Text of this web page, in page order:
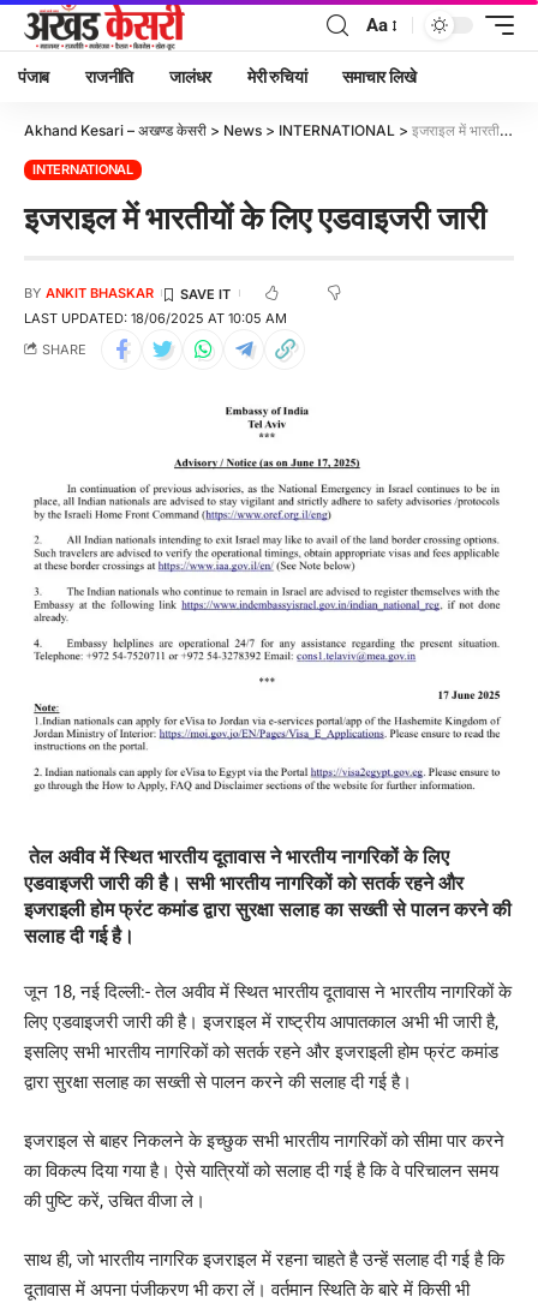
Aa
पंजाब राजनीति जालंधर मेरी रुचियां समाचार लिखे
Akhand Kesari – अखण्ड केसरी > News > INTERNATIONAL > इजराइल में भारतीयों के लिए एडवाइजरी जारी
INTERNATIONAL
इजराइल में भारतीयों के लिए एडवाइजरी जारी
LAST UPDATED: 18/06/2025 AT 10:05 AM
BY ANKIT BHASKAR
SHARE
तेल अवीव में स्थित भारतीय दूतावास ने भारतीय नागरिकों के लिए
एडवाइजरी जारी की है। सभी भारतीय नागरिकों को सतर्क रहने और
इजराइली होम फ्रंट कमांड द्वारा सुरक्षा सलाह का सख्ती से पालन करने की
सलाह दी गई है।
जून 18, नई दिल्ली:-तेल अवीव में स्थित भारतीय दूतावास ने भारतीय नागरिकों के
लिएएडवाइजरीजारी की है। इजराइल में राष्ट्रीय आपातकाल अभी भी जारी है,
इसलिए सभी भारतीय नागरिकों को सतर्क रहने और इजराइली होम फ्रंट कमांड
द्वारा सुरक्षा सलाह का सख्ती से पालन करने की सलाह दी गई है।
इजराइल से बाहर निकलने के इच्छुक सभी भारतीय नागरिकों को सीमा पार करने
का विकल्प दिया गया है। ऐसे यात्रियों को सलाह दी गई है कि वे परिचालन समय
की पुष्टि करें, उचित वीजा ले।
साथ ही, जो भारतीय नागरिक इजराइल में रहना चाहते है उन्हें सलाह दी गई है कि
दूतावास में अपना पंजीकरण भी करा लें। वर्तमान स्थिति के बारे में किसी भी